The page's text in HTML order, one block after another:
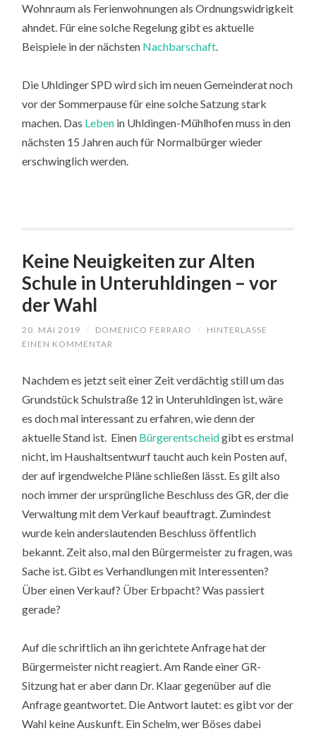
Wohnraum als Ferienwohnungen als Ordnungswidrigkeit
ahndet. Für eine solche Regelung gibt es aktuelle
Beispiele in der nächsten Nachbarschaft
Die Uhldinger SPD wird sich im neuen Gemeinderat noch
vor der Sommerpause für eine solche Satzung stark
machen. Das Leben in Uhldingen-Mühlhofen muss in den
nächsten 15 Jahren auch für Normalbürger wieder
erschwinglich werden.
Keine Neuigkeiten zur Alten
Schule in Unteruhldingen – vor
der Wahl
20. MAI 2019 / DOMENICO FERRARO /
HINTERLASSE
EINEN KOMMENTAR
Nachdem es jetzt seit einer Zeit verdächtig still um das
Grundstück Schulstraße 12 in Unteruhldingen ist, wäre
es doch mal interessant zu erfahren, wie denn der
aktuelle Stand ist. Einen Bürgerentscheidgibt es erstmal
nicht, im Haushaltsentwurf taucht auch kein Posten auf,
der auf irgendwelche Pläne schließen lässt. Es gilt also
noch immer der ursprüngliche Beschluss des GR, der die
Verwaltung mit dem Verkauf beauftragt. Zumindest
wurde kein anderslautenden Beschluss öffentlich
bekannt. Zeit also, mal den Bürgermeister zu fragen, was
Sache ist. Gibt es Verhandlungen mit Interessenten?
Über einen Verkauf? Über Erbpacht? Was passiert
gerade?
Auf die schriftlich an ihn gerichtete Anfrage hat der
Bürgermeister nicht reagiert. Am Rande einer GR-
Sitzung hat er aber dann Dr. Klaar gegenüber auf die
Anfrage geantwortet. Die Antwort lautet: es gibt vor der
Wahl keine Auskunft. Ein Schelm, wer Böses dabei